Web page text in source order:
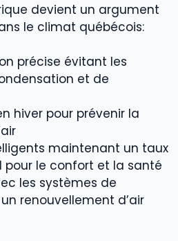
devient un argument
le climat québécois:
précise évitant les
et de
hiver pour prévenir la
maintenant un taux
pour le confort et la santé
les systèmes de
renouvellement d’air